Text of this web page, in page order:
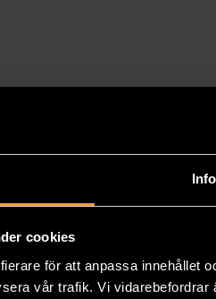
cookies
för att anpassa innehållet
vår trafik. Vi